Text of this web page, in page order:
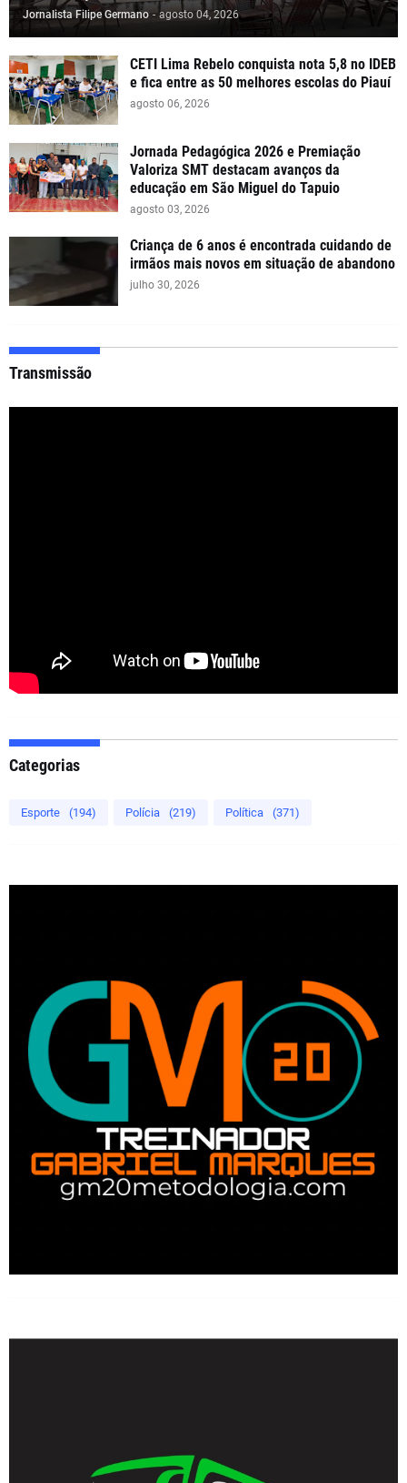
Jornalista Filipe Germano - agosto 04, 2026
CETI Lima Rebelo conquista nota 5,8 no IDEB
e fica entre as 50 melhores escolas do Piauí
agosto 06, 2026
Jornada Pedagógica 2026 e Premiação
Valoriza SMT destacam avanços da
educação em São Miguel do Tapuio
agosto 03, 2026
Criança de 6 anos é encontrada cuidando de
irmãos mais novos em situação de abandono
julho 30, 2026
Transmissão
Categorias
Esporte (194) Polícia (219) Política (371)